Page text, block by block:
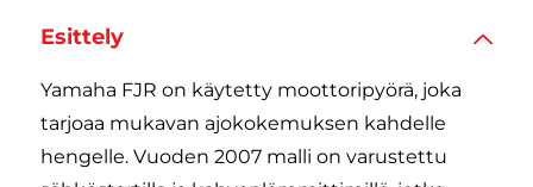
Esittely
Yamaha FJR on käytetty moottoripyörä, joka
tarjoaa mukavan ajokokemuksen kahdelle
hengelle. Vuoden 2007 malli on varustettu